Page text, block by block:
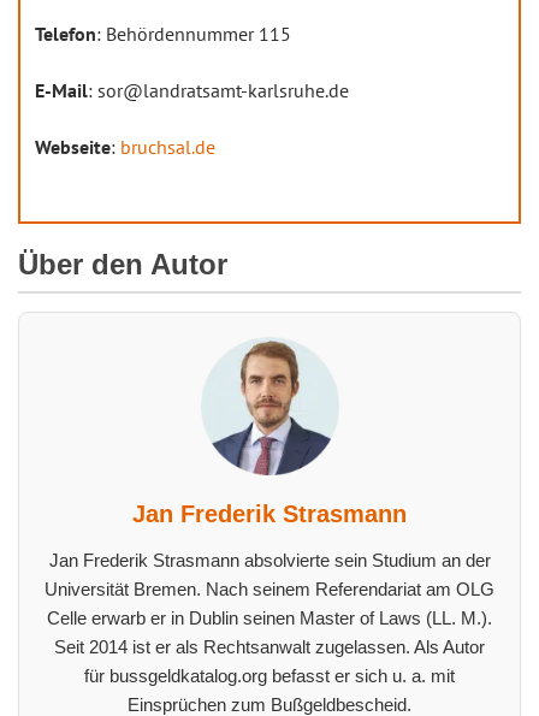
Telefon: Behördennummer 115
E-Mail: sor@landratsamt-karlsruhe.de
Webseite: bruchsal.de
Über den Autor
Jan Frederik Strasmann
Jan Frederik Strasmann absolvierte sein Studium an der
Universität Bremen. Nach seinem Referendariat am OLG
Celle erwarb er in Dublin seinen Master of Laws (LL. M.).
Seit 2014 ist er als Rechtsanwalt zugelassen. Als Autor
für bussgeldkatalog.org befasst er sich u. a. mit
Einsprüchen zum Bußgeldbescheid.